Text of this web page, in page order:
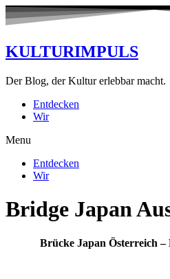
KULTURIMPULS
Der Blog, der Kultur erlebbar macht.
Entdecken
Wir
Menu
Entdecken
Wir
Bridge Japan
Brücke Japan Österreich